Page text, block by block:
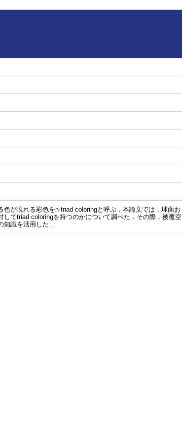
が現れる彩色をn-triad coloringと呼ぶ．本論文では，球面お
てtriad coloringを持つのかについて調べた．その際，被覆空
識を活用した．